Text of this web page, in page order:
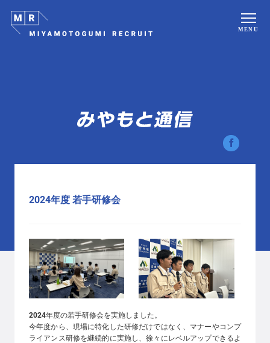
MENU
2024年度 若手研修会
2024年度の若手研修会を実施しました。
今年度から、現場に特化した研修だけではなく、マナーやコンプ
ライアンス研修を継続的に実施し、徐々にレベルアップできるよ